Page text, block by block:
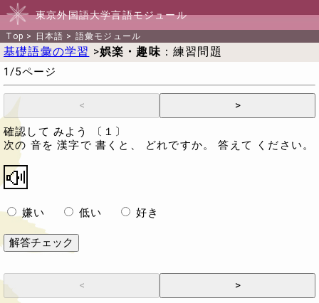
東京外国語大学言語モジュール
Top > 日本語 > 語彙モジュール
基礎語彙の学習 >娯楽・趣味：練習問題
1/5ページ
確認して みよう 〔１〕
次の 音を 漢字で 書くと、 どれですか。 答えて ください。
嫌い 低い 好き